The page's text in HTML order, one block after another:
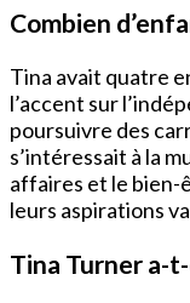
Combien
Tina avait quatre
l’accent sur
poursuivre des
s’intéressait à la
affaires et le bien-
leurs aspirations
Tina Turner a-